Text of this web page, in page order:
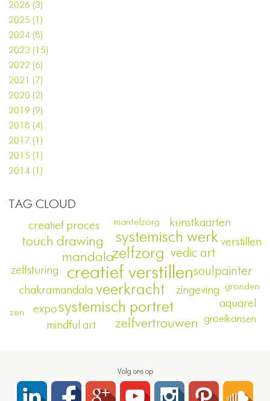
2026 (3)
2025 (1)
2024 (8)
2023 (15)
2022 (6)
2021 (7)
2020 (2)
2019 (9)
2018 (4)
2017 (1)
2015 (1)
2014 (1)
TAG CLOUD
creatief verstillen
veerkracht
zelfzorg
systemisch portret
systemisch werk
zelfvertrouwen
touch drawing
mandala
soulpainter
vedic art
zingeving
zelfsturing
chakramandala
verstillen
kunstkaarten
mindful art
expo
creatief proces
aquarel
groeikansen
mantelzorg
gronden
zen
Volg ons op